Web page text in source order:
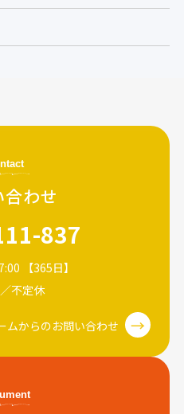
わせ
837
【365日】
不定休
ムからのお問い合わせ →